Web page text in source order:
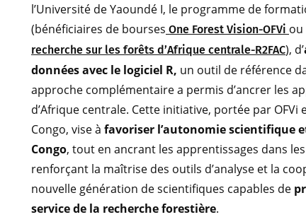
l’Université de Yaoundé I, le programme de
(bénéficiaires de bourses One Forest Vision-OFVi
recherche sur les forêts d’Afrique centrale-R2FAC), d’
données avec le logiciel R, un outil de référence
approche complémentaire a permis d’ancrer les
d’Afrique centrale. Cette initiative, portée par OFVi
Congo, vise à favoriser l’autonomie scientifique
Congo, tout en ancrant les apprentissages dans
renforçant la maîtrise des outils d’analyse et la
nouvelle génération de scientifiques capables de
service de la recherche forestière.